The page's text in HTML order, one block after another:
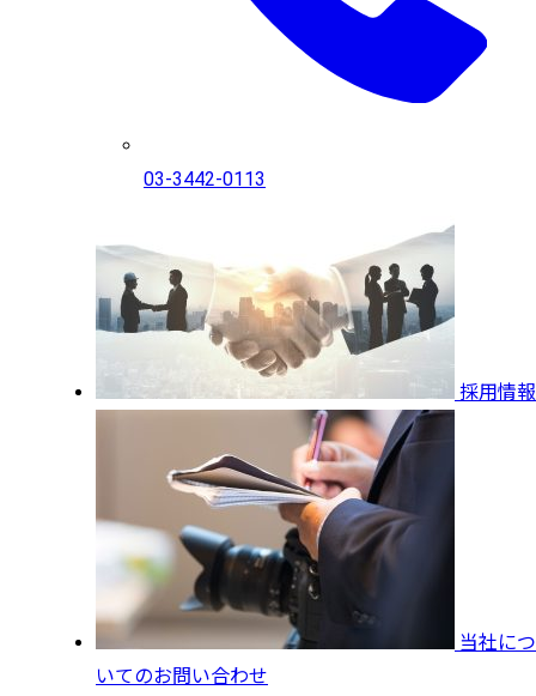
03-3442-0113
採用情報
当社につ
いてのお問い合わせ